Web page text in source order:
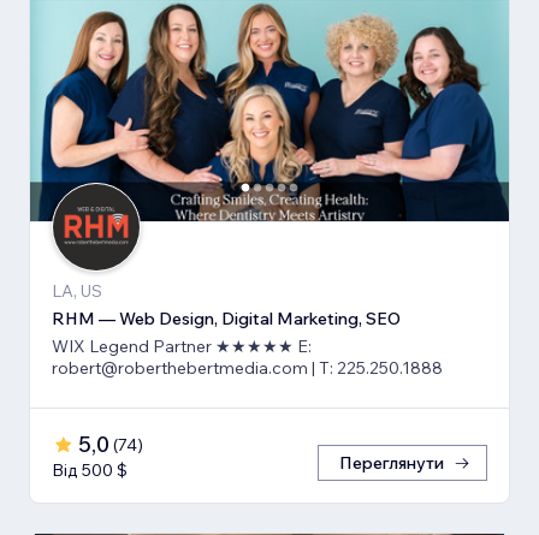
LA, US
RHM — Web Design, Digital Marketing, SEO
WIX Legend Partner ★★★★★ E:
robert@roberthebertmedia.com | T: 225.250.1888
5,0 (74)
Від 500 $
Переглянути